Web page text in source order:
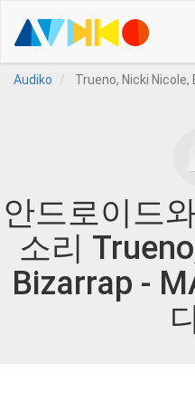
Audiko
Trueno, Nicki Nicole,
안드로이드
소리
Bizarrap -